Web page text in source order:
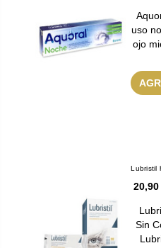
uso
ojo
Lubristil
20,90
Sin